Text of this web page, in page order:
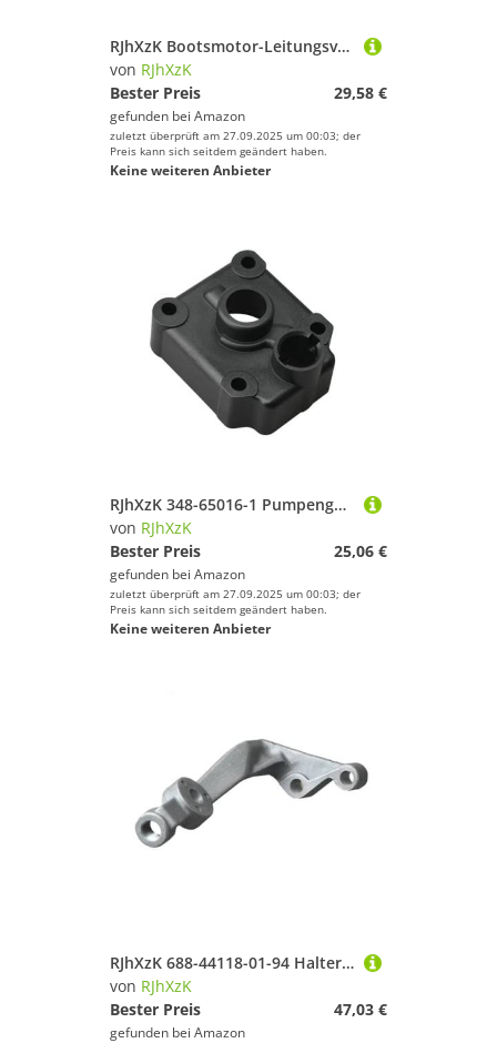
RJhXzK Bootsmotor-Leitungsverbinder 033496-10 Passend for H-nda 1/4" Npt Stecker Tankseite, ('91 und Neuer), verchromt, Tankseite Mal
von RJhXzK
Bester Preis
29,58 €
gefunden bei Amazon
zuletzt überprüft am 27.09.2025 um 00:03; der
Preis kann sich seitdem geändert haben.
Keine weiteren Anbieter
RJhXzK 348-65016-1 Pumpengehäuse (Oberer) Passend for T-Hatsu Bootsmotor 25 PS 30 PS 40 PS 348-65016-0 348-65016 Ersetzt
von RJhXzK
Bester Preis
25,06 €
gefunden bei Amazon
zuletzt überprüft am 27.09.2025 um 00:03; der
Preis kann sich seitdem geändert haben.
Keine weiteren Anbieter
RJhXzK 688-44118-01-94 Halterung passend for Ymh Außenbordmotor 55HP 75HP 85HP 90HP 688-44118-01-94 688441180194 688-44118 Bootsmotorteile
von RJhXzK
Bester Preis
47,03 €
gefunden bei Amazon